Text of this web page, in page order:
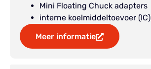
Mini Floating Chuck adapters
interne koelmiddeltoevoer (IC)
Meer informatie